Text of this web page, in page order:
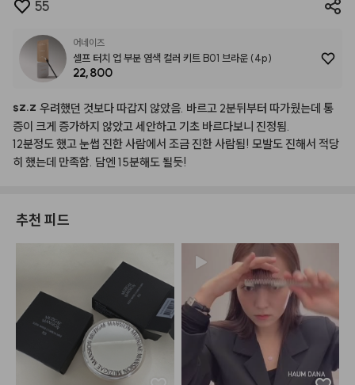
55
어네이즈
셀프 터치 업 부분 염색 컬러 키트 B01 브라운 (4p)
22,800
sz.z 우려했던 것보다 따갑지 않았음. 바르고 2분뒤부터 따가웠는데 통
증이 크게 증가하지 않았고세안하고 기초 바르다보니 진정됨.
12분정도했고눈썹 진한사람에서 조금 진한사람됨! 모발도 진해서 적당
히 했는데 만족함. 담엔 15분해도될듯!
추천 피드